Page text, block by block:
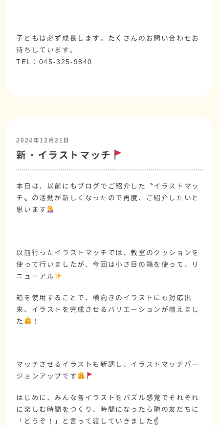
子どもは必ず成長します。たくさんのお問い合わせお
待ちしています。
TEL：045-325-9840
2024年12月21日
新・イラストマッチ
本日は、以前にもブログでご紹介した〝イラストマッ
チ〟の活動が新しくなったので再度、ご紹介したいと
思います
以前行ったイラストマッチでは、教室のクッションを
使って行いましたが、今回は小さ目の箱を使って、リ
ニューアル
箱を使用することで、横向きのイラストにも対応出
来、イラストを完成させるバリエーションが増えまし
た
！
マッチさせるイラストも新調し、イラストマッチバー
ジョンアップです
はじめに、みんな各イラストをパズル感覚でそれぞれ
に楽しむ時間をつくり、時間になったら隣の友だちに
「どうぞ！」と言って渡していきました☝️